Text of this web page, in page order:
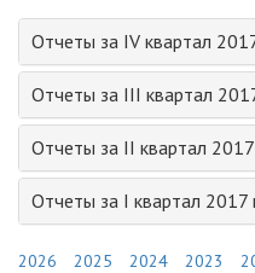
Отчеты за IV квартал
Отчеты за III квартал
Отчеты за II квартал
Отчеты за I квартал 2017
2026 2025 2024 2023